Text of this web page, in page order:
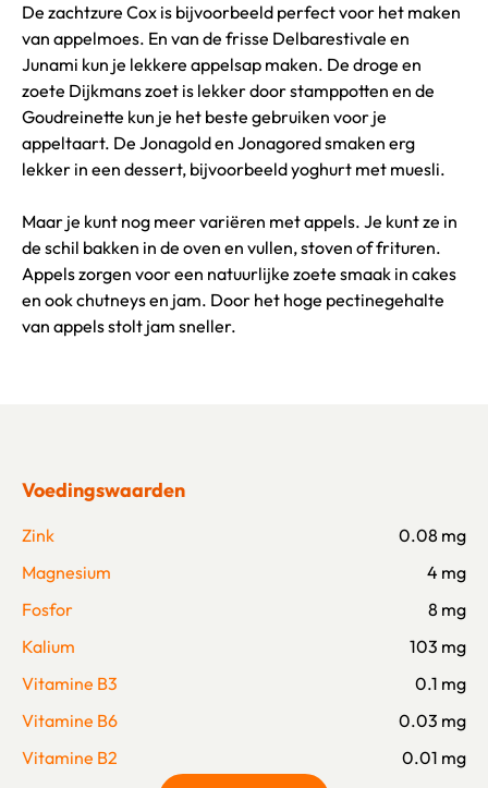
De zachtzure Cox is bijvoorbeeld perfect voor het maken
van appelmoes. En van de frisse Delbarestivale en
Junami kun je lekkere appelsap maken. De droge en
zoete Dijkmans zoet is lekker door stamppotten en de
Goudreinette kun je het beste gebruiken voor je
appeltaart. De Jonagold en Jonagored smaken erg
lekker in een dessert, bijvoorbeeld yoghurt met muesli.
Maar je kunt nog meer variëren met appels. Je kunt ze in
de schil bakken in de oven en vullen, stoven of frituren.
Appels zorgen voor een natuurlijke zoete smaak in cakes
en ook chutneys en jam. Door het hoge pectinegehalte
van appels stolt jam sneller.
Voedingswaarden
Zink
0.08 mg
Magnesium
4 mg
Fosfor
8 mg
Kalium
103 mg
Vitamine B3
0.1 mg
Vitamine B6
0.03 mg
Vitamine B2
0.01 mg